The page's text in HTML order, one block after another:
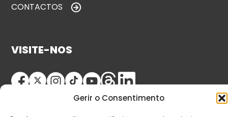
Gerir o Consentimento
CONTACTOS
VISITE-NOS